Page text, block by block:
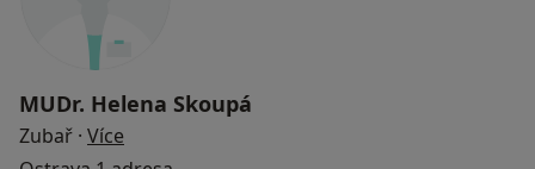
MUDr. Helena Skoupá
Zubař · Více